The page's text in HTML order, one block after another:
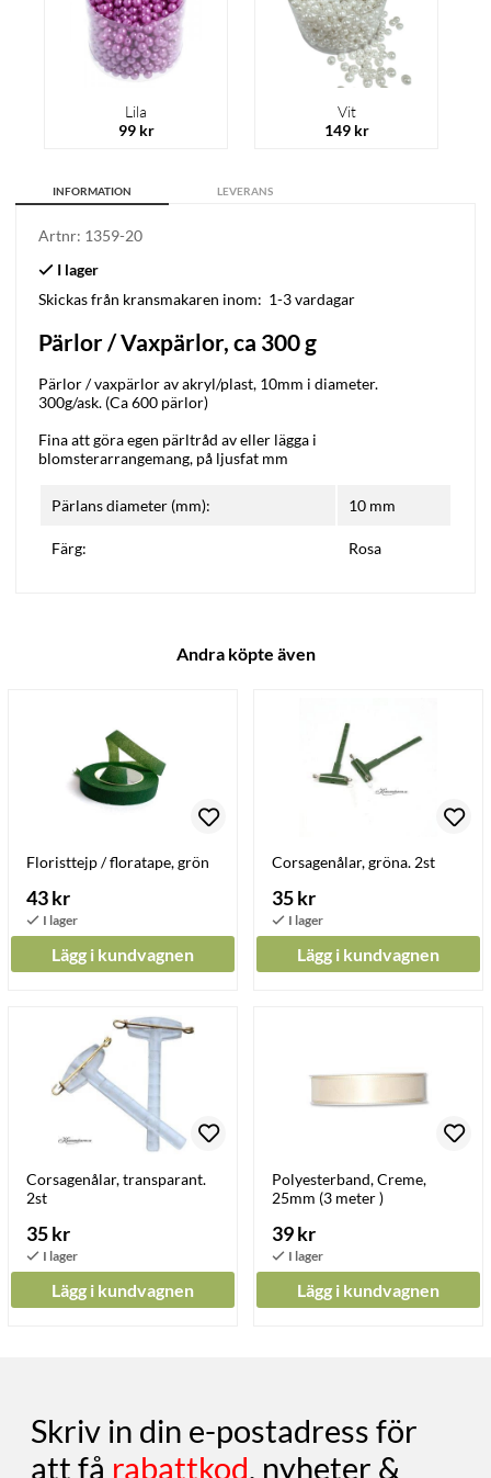
Lila
99 kr
Vit
149 kr
INFORMATION LEVERANS
Artnr: 1359-20
Skickas från kransmakaren inom: 1-3 vardagar
Pärlor / Vaxpärlor, ca 300 g
Pärlor / vaxpärlor av akryl/plast, 10mm i diameter.
300g/ask. (Ca 600 pärlor)
Fina att göra egen pärltråd av eller lägga i
blomsterarrangemang, på ljusfat mm
Pärlans diameter (mm): 10 mm
Färg: Rosa
Andra köpte även
Floristtejp / floratape, grön
43 kr
Lägg i kundvagnen
Corsagenålar, gröna. 2st
35 kr
Lägg i kundvagnen
Corsagenålar, transparant.
2st
35 kr
Lägg i kundvagnen
Polyesterband, Creme,
25mm (3 meter )
39 kr
Lägg i kundvagnen
Skriv in din e-postadress för
att få rabattkod, nyheter &